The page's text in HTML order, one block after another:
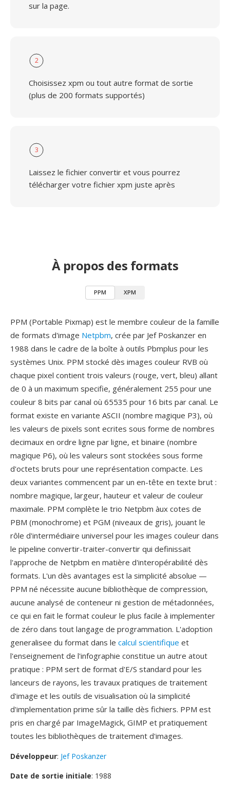
sur la page.
2
Choisissez xpm ou tout autre format de sortie
(plus de 200 formats supportés)
3
Laissez le fichier convertir et vous pourrez
télécharger votre fichier xpm juste après
À propos des formats
PPM XPM
PPM (Portable Pixmap) est le membre couleur de la famille
de formats d'image Netpbm, crée par Jef Poskanzer en
1988 dans le cadre de la boîte à outils Pbmplus pour les
systèmes Unix. PPM stocké dès images couleur RVB où
chaque pixel contient trois valeurs (rouge, vert, bleu) allant
de 0 à un maximum specifie, généralement 255 pour une
couleur 8 bits par canal où 65535 pour 16 bits par canal. Le
format existe en variante ASCII (nombre magique P3), où
les valeurs de pixels sont ecrites sous forme de nombres
decimaux en ordre ligne par ligne, et binaire (nombre
magique P6), où les valeurs sont stockées sous forme
d'octets bruts pour une représentation compacte. Les
deux variantes commencent par un en-tête en texte brut :
nombre magique, largeur, hauteur et valeur de couleur
maximale. PPM complète le trio Netpbm àux cotes de
PBM (monochrome) et PGM (niveaux de gris), jouant le
rôle d'intermédiaire universel pour les images couleur dans
le pipeline convertir-traiter-convertir qui definissait
l'approche de Netpbm en matière d'interopérabilité dès
formats. L'un dès avantages est la simplicité absolue —
PPM né nécessite aucune bibliothèque de compression,
aucune analysé de conteneur ni gestion de métadonnées,
ce qui en fait le format couleur le plus facile à implementer
de zéro dans tout langage de programmation. L'adoption
generalisee du format dans le calcul scientifique et
l'enseignement de l'infographie constitue un autre atout
pratique : PPM sert de format d'E/S standard pour les
lanceurs de rayons, les travaux pratiques de traitement
d'image et les outils de visualisation où la simplicité
d'implementation prime sûr la taille dès fichiers. PPM est
pris en chargé par ImageMagick, GIMP et pratiquement
toutes les bibliothèques de traitement d'images.
Développeur: Jef Poskanzer
Date de sortie initiale: 1988